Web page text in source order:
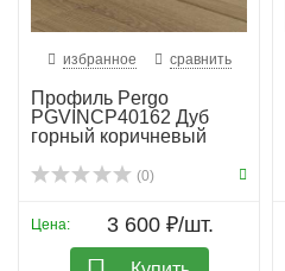
избранное сравнить
Профиль Pergo
PGVINCP40162 Дуб
горный коричневый
(0)
Цена: 3 600 ₽/шт.